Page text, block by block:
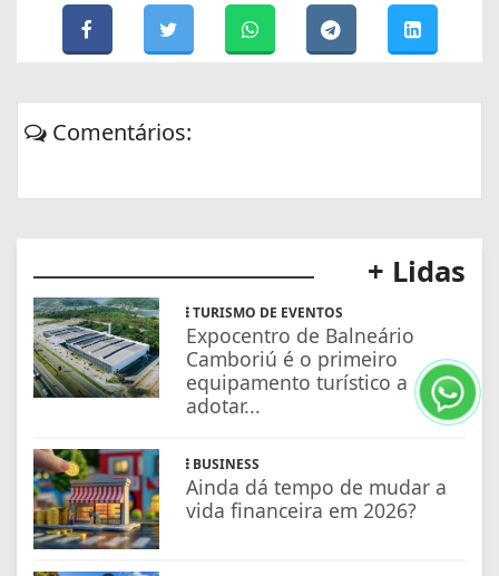
Comentários:
+ Lidas
TURISMO DE EVENTOS
Expocentro de Balneário
Camboriú é o primeiro
equipamento turístico a
adotar...
BUSINESS
Ainda dá tempo de mudar a
vida financeira em 2026?